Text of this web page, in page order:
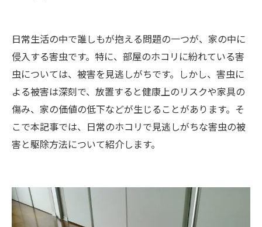
日常生活の中で誰しもが抱える問題の一つが、家の中に
侵入する害虫です。特に、部屋のホコリに紛れている害
虫については、被害を見逃しがちです。しかし、害虫に
よる被害は深刻で、放置すると健康上のリスクや家具の
傷み、家の価値の低下などが生じることがあります。そ
こで本記事では、日常のホコリで見逃しがちな害虫の被
害と駆除方法について紹介します。